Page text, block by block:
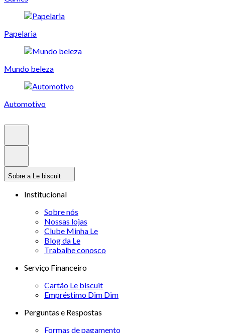
Papelaria
Mundo beleza
Automotivo
Sobre a Le biscuit
Institucional
Sobre nós
Nossas lojas
Clube Minha Le
Blog da Le
Trabalhe conosco
Serviço Financeiro
Cartão Le biscuit
Empréstimo Dim Dim
Perguntas e Respostas
Formas de pagamento